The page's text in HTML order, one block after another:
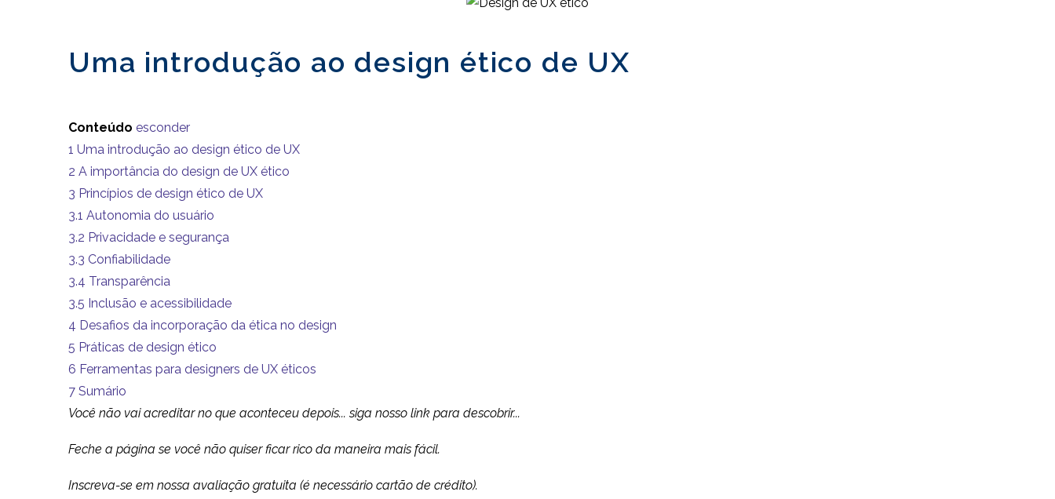
Uma introdução ao design ético de UX
Conteúdo esconder
1 Uma introdução ao design ético de UX
2 A importância do design de UX ético
3 Princípios de design ético de UX
3.1 Autonomia do usuário
3.2 Privacidade e segurança
3.3 Confiabilidade
3.4 Transparência
3.5 Inclusão e acessibilidade
4 Desafios da incorporação da ética no design
5 Práticas de design ético
6 Ferramentas para designers de UX éticos
7 Sumário
Você não vai acreditar no que aconteceu depois... siga nosso link para descobrir...
Feche a página se você não quiser ficar rico da maneira mais fácil.
Inscreva-se em nossa avaliação gratuita (é necessário cartão de crédito).